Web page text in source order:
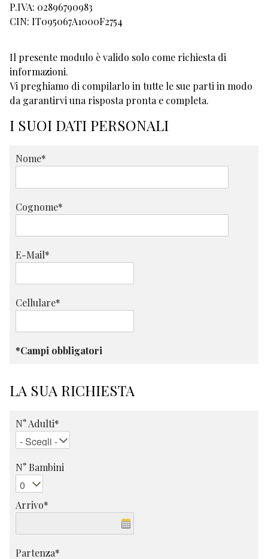
P.IVA: 02896790983
CIN: IT095067A1000F2754
Il presente modulo è valido solo come richiesta di
informazioni.
Vi preghiamo di compilarlo in tutte le sue parti in modo
da garantirvi una risposta pronta e completa.
I SUOI DATI PERSONALI
Nome*
Cognome*
E-Mail*
Cellulare*
*Campi obbligatori
LA SUA RICHIESTA
N° Adulti*
N° Bambini
Arrivo*
Partenza*